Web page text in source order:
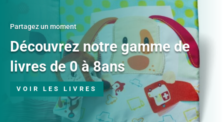
Partagez un moment
Découvrez notre gamme de
livres de 0 à 8ans
VOIR LES LIVRES